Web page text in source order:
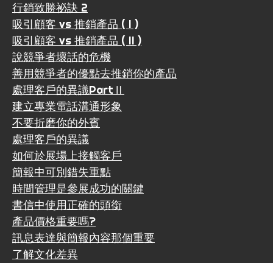
行銷致勝祕訣 2
吸引顧客 vs 推銷產品 ( I )
吸引顧客 vs 推銷產品 ( II )
說競爭者壞話的危機
善用競爭者的優點去推銷你的產品
處理客戶的異議PartⅡ
建立專業電話溝通形象
不要折磨你的外賓
處理客戶的異議
如何於展場上接觸客戶
簡報中可別錯失重點
時間管理是參展成功的關鍵
書信中使用正確的頭銜
產品價格重要嗎?
訊息表達與簡報內容那個重要
了解文化差異